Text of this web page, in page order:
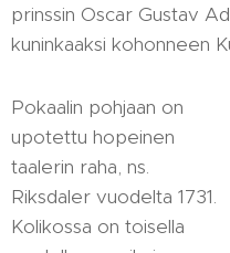
prinssin Oscar Gustav
kuninkaaksi kohonneen
Pokaalin pohjaan on
upotettu hopeinen
taalerin raha, ns.
Riksdaler vuodelta 1731.
Kolikossa on toisella